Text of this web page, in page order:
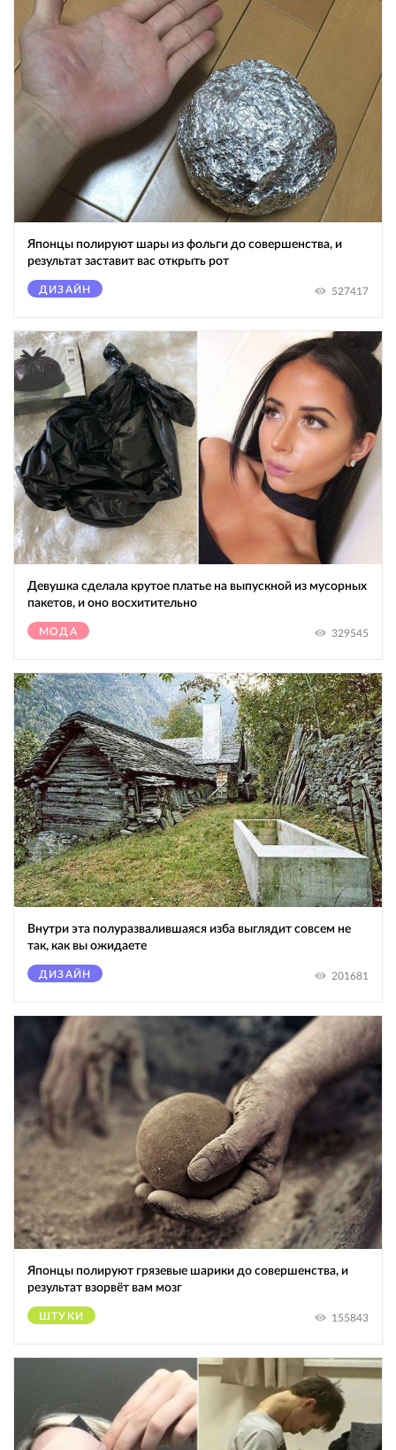
Японцы полируют шары из фольги до совершенства, и
результат заставит вас открыть рот
ДИЗАЙН 527417
Девушка сделала крутое платье на выпускной из мусорных
пакетов, и оно восхитительно
МОДА 329545
Внутри эта полуразвалившаяся изба выглядит совсем не
так, как вы ожидаете
ДИЗАЙН 201681
Японцы полируют грязевые шарики до совершенства, и
результат взорвёт вам мозг
ШТУКИ 155843